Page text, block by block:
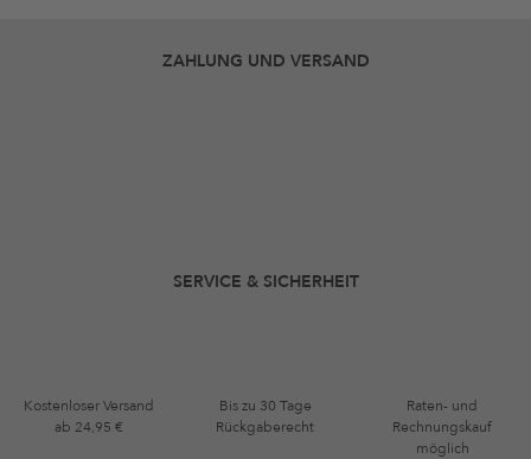
ZAHLUNG UND VERSAND
SERVICE & SICHERHEIT
Kostenloser Versand
ab 24,95 €
Bis zu 30 Tage
Rückgaberecht
Raten- und
Rechnungskauf
möglich